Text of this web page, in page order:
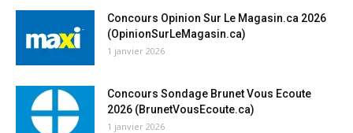
Concours Opinion Sur Le Magasin.ca 2026
(OpinionSurLeMagasin.ca)
1 janvier 2026
Concours Sondage Brunet Vous Ecoute
2026 (BrunetVousEcoute.ca)
1 janvier 2026